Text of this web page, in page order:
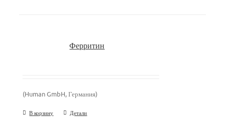
Ферритин
(Human GmbH, Германия)
В корзину Детали